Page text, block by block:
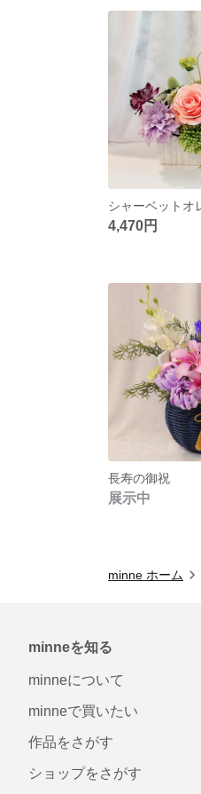
4,470円
長寿の御祝
展示中
minne ホーム
minneを知る
minneについて
minneで買いたい
作品をさがす
ショップをさがす